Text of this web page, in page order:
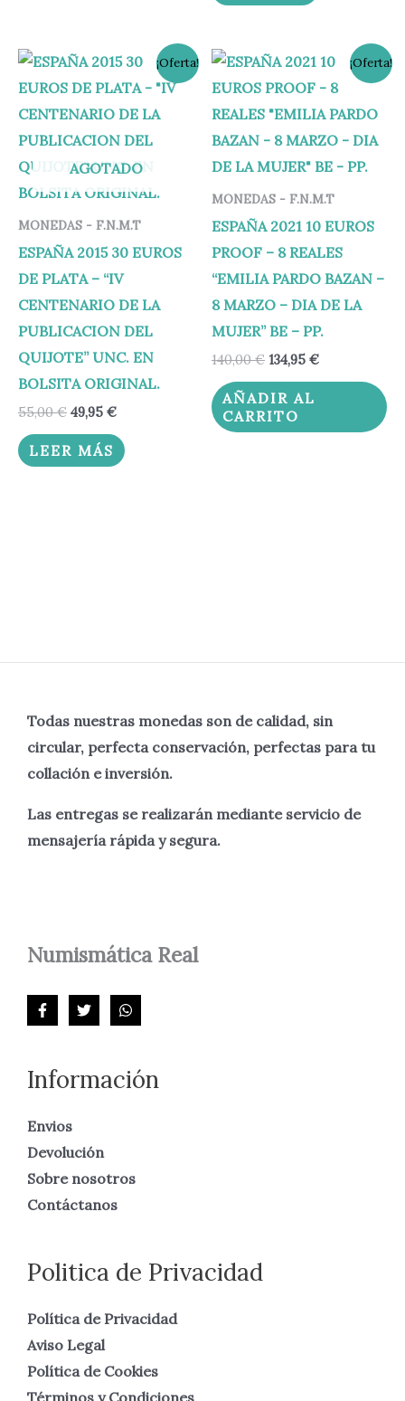
¡Oferta!
AGOTADO
MONEDAS - F.N.M.T
ESPAÑA 2015 30 EUROS
DE PLATA – “IV
CENTENARIO DE LA
PUBLICACION DEL
QUIJOTE” UNC. EN
BOLSITA ORIGINAL.
55,00€
El
precio
original
era:
55,00 €.
49,95 €
El
precio
actual
es:
49,95 €.
LEER MÁS
¡Oferta!
MONEDAS - F.N.M.T
ESPAÑA 2021 10 EUROS
PROOF – 8 REALES
“EMILIA PARDO BAZAN –
8 MARZO – DIA DE LA
MUJER” BE – PP.
140,00€
El
precio
original
era:
140,00 €.
134,95 €
El
precio
actual
es:
134,95 €.
AÑADIR AL
CARRITO
Todas nuestras monedas son de calidad, sin
circular, perfecta conservación, perfectas para tu
collación e inversión.
Las entregas se realizarán mediante servicio de
mensajería rápida y segura.
NumismáticaReal
Información
Envios
Devolución
Sobre nosotros
Contáctanos
Politica de Privacidad
Política de Privacidad
Aviso Legal
Política de Cookies